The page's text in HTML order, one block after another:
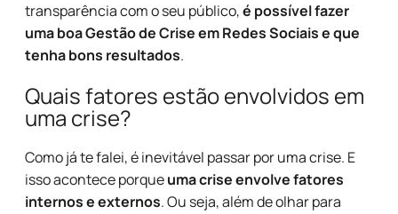
transparência com o seu público,é possível fazer
uma boa Gestão de Crise em Redes Sociais e que
tenha bons resultados.
Quais fatores estão envolvidos em
uma crise?
Como já te falei, é inevitável passar por uma crise. E
isso acontece porqueuma crise envolve fatores
internos e externos. Ou seja, além de olhar para